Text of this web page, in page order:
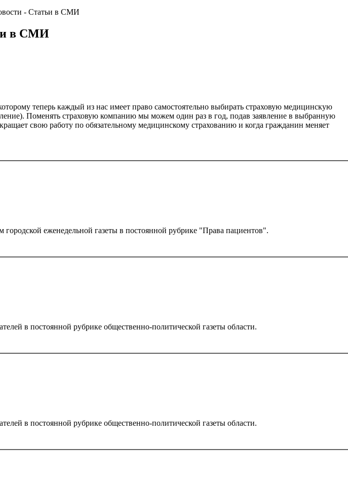
- Статьи в СМИ
в СМИ
теперь каждый из нас имеет право самостоятельно выбирать страховую медицинскую
Поменять страховую компанию мы можем один раз в год, подав заявление в выбранную
свою работу по обязательному медицинскому страхованию и когда гражданин меняет
городской еженедельной газеты в постоянной рубрике "Права пациентов".
в постоянной рубрике общественно-политической газеты области.
в постоянной рубрике общественно-политической газеты области.